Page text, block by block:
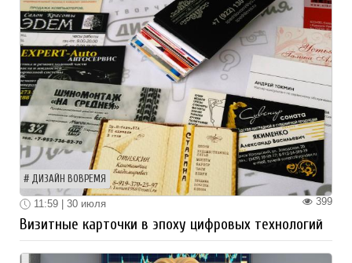
ДИЗАЙН ВОВРЕМЯ
399
11:59 | 30 июля
Визитные карточки в эпоху цифровых технологий